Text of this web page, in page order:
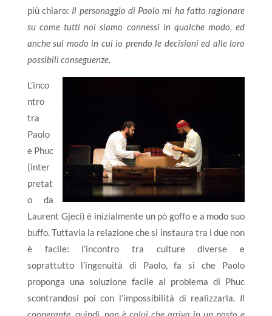
più chiaro: Il personaggio di Paolo mi ha fatto ragionare
su come tutti noi siamo connessi in qualche modo, ed
anche sul modo in cui io prendo le decisioni ed alle loro
possibili conseguenze.
L’inco
ntro
tra
Paolo
e Phuc
(inter
pretat
o da
Laurent Gjeci) è inizialmente un pò goffo e a modo suo
buffo. Tuttavia la relazione che si instaura tra i due non
è facile: l’incontro tra culture diverse e
soprattutto l’ingenuità di Paolo, fa si che Paolo
proponga una soluzione facile al problema di Phuc
scontrandosi poi con l’impossibilità di realizzarla. Il